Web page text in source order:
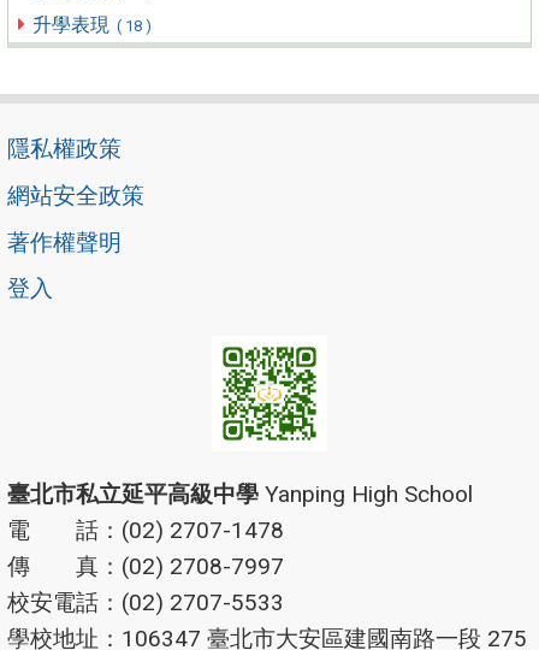
升學表現 ( 18 )
隱私權政策
網站安全政策
著作權聲明
登入
臺北市私立延平高級中學 Yanping High School
電 話：(02) 2707-1478
傳 真：(02) 2708-7997
校安電話：(02) 2707-5533
學校地址：106347 臺北市大安區建國南路一段 275